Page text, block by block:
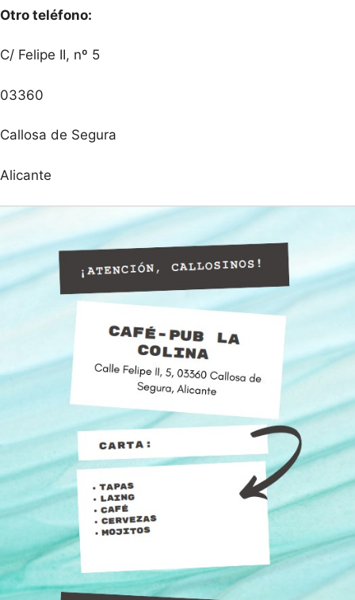
Otro teléfono:
C/ Felipe II, nº 5
03360
Callosa de Segura
Alicante